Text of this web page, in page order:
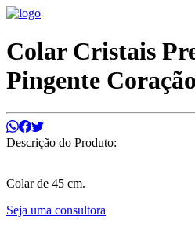
Colar Cristais
Pingente Coração
Descrição do Produto:
Colar de 45 cm.
Seja uma consultora